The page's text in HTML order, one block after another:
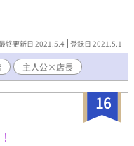
終更新日 2021.5.4 登録日 2021.5.1
主人公×店長
16